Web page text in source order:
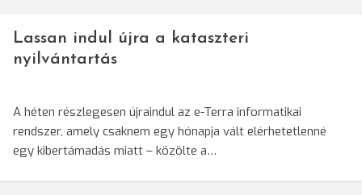
Lassan indul újra a kataszteri
nyilvántartás
A héten részlegesen újraindul az e-Terra informatikai
rendszer, amely csaknem egy hónapja vált elérhetetlenné
egy kibertámadás miatt – közölte a…